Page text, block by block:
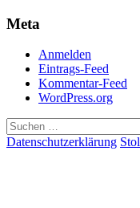
Meta
Anmelden
Eintrags-Feed
Kommentar-Feed
WordPress.org
Suchen
nach:
Datenschutzerklärung